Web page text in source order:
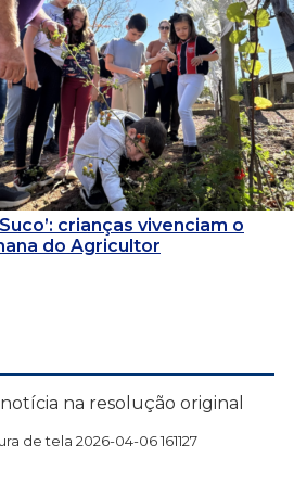
crianças vivenciam o
do Agricultor
na resolução original
de tela 2026-04-06 161127